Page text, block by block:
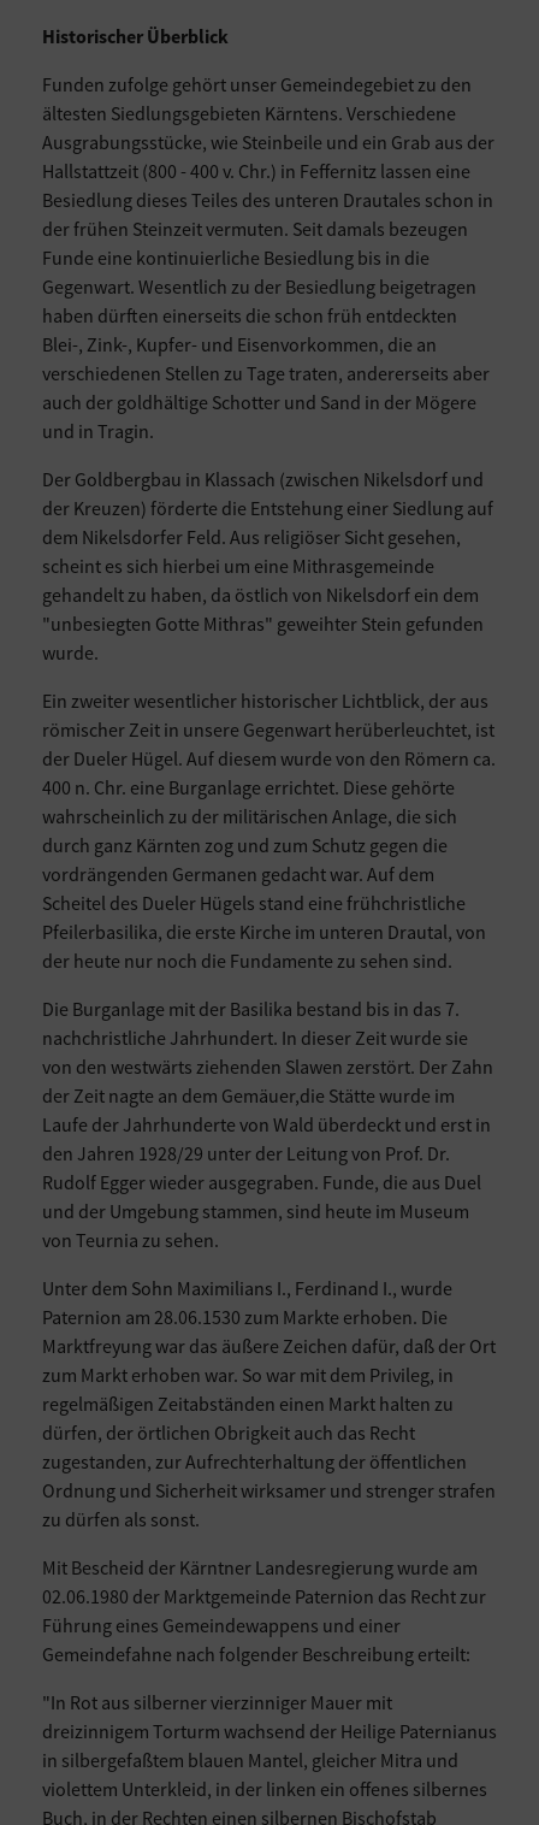
Historischer Überblick
Funden zufolge gehört unser Gemeindegebiet zu den
ältesten Siedlungsgebieten Kärntens. Verschiedene
Ausgrabungsstücke, wie Steinbeile und ein Grab aus der
Hallstattzeit (800 - 400 v. Chr.) in Feffernitz lassen eine
Besiedlung dieses Teiles des unteren Drautales schon in
der frühen Steinzeit vermuten. Seit damals bezeugen
Funde eine kontinuierliche Besiedlung bis in die
Gegenwart. Wesentlich zu der Besiedlung beigetragen
haben dürften einerseits die schon früh entdeckten
Blei-, Zink-, Kupfer- und Eisenvorkommen, die an
verschiedenen Stellen zu Tage traten, andererseits aber
auch der goldhältige Schotter und Sand in der Mögere
und in Tragin.
Der Goldbergbau in Klassach (zwischen Nikelsdorf und
der Kreuzen) förderte die Entstehung einer Siedlung auf
dem Nikelsdorfer Feld. Aus religiöser Sicht gesehen,
scheint es sich hierbei um eine Mithrasgemeinde
gehandelt zu haben, da östlich von Nikelsdorf ein dem
"unbesiegten Gotte Mithras" geweihter Stein gefunden
wurde.
Ein zweiter wesentlicher historischer Lichtblick, der aus
römischer Zeit in unsere Gegenwart herüberleuchtet, ist
der Dueler Hügel. Auf diesem wurde von den Römern ca.
400 n. Chr. eine Burganlage errichtet. Diese gehörte
wahrscheinlich zu der militärischen Anlage, die sich
durch ganz Kärnten zog und zum Schutz gegen die
vordrängenden Germanen gedacht war. Auf dem
Scheitel des Dueler Hügels stand eine frühchristliche
Pfeilerbasilika, die erste Kirche im unteren Drautal, von
der heute nur noch die Fundamente zu sehen sind.
Die Burganlage mit der Basilika bestand bis in das 7.
nachchristliche Jahrhundert. In dieser Zeit wurde sie
von den westwärts ziehenden Slawen zerstört. Der Zahn
der Zeit nagte an dem Gemäuer,die Stätte wurde im
Laufe der Jahrhunderte von Wald überdeckt und erst in
den Jahren 1928/29 unter der Leitung von Prof. Dr.
Rudolf Egger wieder ausgegraben. Funde, die aus Duel
und der Umgebung stammen, sind heute im Museum
von Teurnia zu sehen.
Unter dem Sohn Maximilians I., Ferdinand I., wurde
Paternion am 28.06.1530 zum Markte erhoben. Die
Marktfreyung war das äußere Zeichen dafür, daß der Ort
zum Markt erhoben war. So war mit dem Privileg, in
regelmäßigen Zeitabständen einen Markt halten zu
dürfen, der örtlichen Obrigkeit auch das Recht
zugestanden, zur Aufrechterhaltung der öffentlichen
Ordnung und Sicherheit wirksamer und strenger strafen
zu dürfen als sonst.
Mit Bescheid der Kärntner Landesregierung wurde am
02.06.1980 der Marktgemeinde Paternion das Recht zur
Führung eines Gemeindewappens und einer
Gemeindefahne nach folgender Beschreibung erteilt:
"In Rot aus silberner vierzinniger Mauer mit
dreizinnigem Torturm wachsend der Heilige Paternianus
in silbergefaßtem blauen Mantel, gleicher Mitra und
violettem Unterkleid, in der linken ein offenes silbernes
Buch, in der Rechten einen silbernen Bischofstab